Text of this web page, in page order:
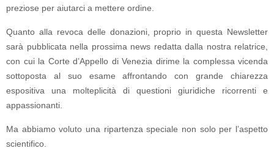
preziose per aiutarci a mettere ordine.
Quanto alla revoca delle donazioni, proprio in questa Newsletter
sarà pubblicata nella prossima news redatta dalla nostra relatrice,
con cui la Corte d’Appello di Venezia dirime la complessa vicenda
sottoposta al suo esame affrontando con grande chiarezza
espositiva una molteplicità di questioni giuridiche ricorrenti e
appassionanti.
Ma abbiamo voluto una ripartenza speciale non solo per l’aspetto
scientifico.